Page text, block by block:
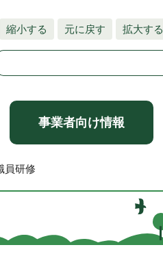
縮小する 元に戻す 拡大する
事業者向け情報
員研修